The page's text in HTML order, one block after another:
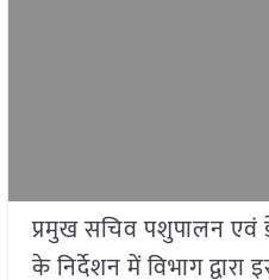
प्रमुख सचिव पशुपालन एवं
के निर्देशन में विभाग द्वारा